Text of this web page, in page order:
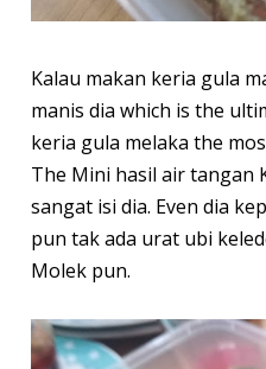
Kalau makan keria gula
manis dia which is the
keria gula melaka the
The Mini hasil air tangan
sangat isi dia. Even dia
pun tak ada urat ubi
Molek pun.